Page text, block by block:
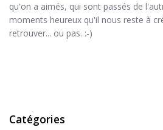
qu'on a aimés, qui sont passés de
moments heureux qu'il nous reste à
retrouver... ou pas. :-)
Catégories